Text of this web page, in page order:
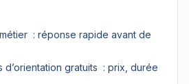
: réponse rapide avant de
d’orientation gratuits : prix, durée